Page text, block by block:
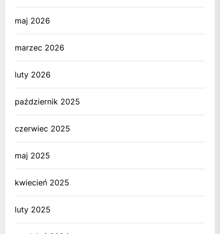
maj 2026
marzec 2026
luty 2026
październik 2025
czerwiec 2025
maj 2025
kwiecień 2025
luty 2025